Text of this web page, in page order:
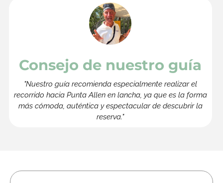
Consejo de nuestro guía
"Nuestro guía recomienda especialmente realizar el
recorrido hacia Punta Allen en lancha, ya que es la forma
más cómoda, auténtica y espectacular de descubrir la
reserva."